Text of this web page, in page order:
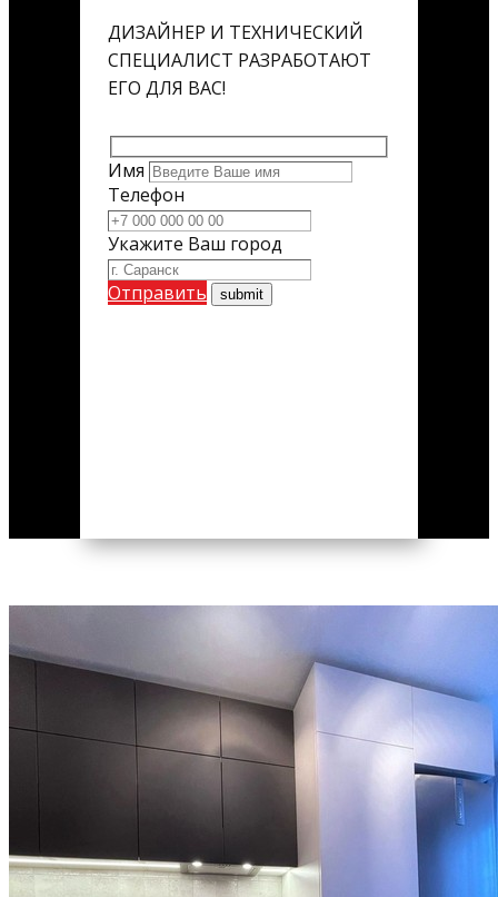
ДИЗАЙНЕР И ТЕХНИЧЕСКИЙ
СПЕЦИАЛИСТ РАЗРАБОТАЮТ
ЕГО ДЛЯ ВАС!
Имя
Телефон
Укажите Ваш город
Отправить